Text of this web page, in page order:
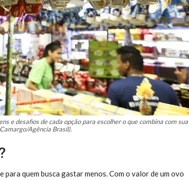
e desafios de cada opção para escolher o que combina com sua
Agência Brasil).
quem busca gastar menos. Com o valor de um ovo